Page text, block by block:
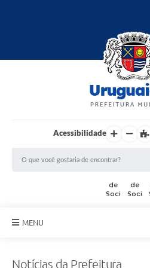
Acessibilidade
MENU
Notícias da Prefeitura